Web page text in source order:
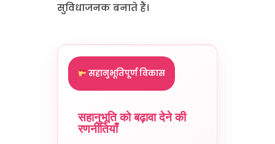
सुविधाजनक बनाते हैं।
सहानुभूतिपूर्ण विकास
सहानुभूति को बढ़ावा देने की
रणनीतियाँ